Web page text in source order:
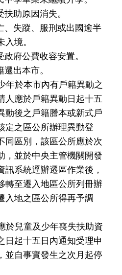
扶助原因消失。
、失蹤、服刑或出國逾半
入境。
政府公費收容安置。
遷出本市。
年於本市內有戶籍異動之
人應於戶籍異動日起十五
動後之戶籍謄本或新式戶
定之區公所辦理異動登
同區別，該區公所應於次
，並於中央主管機關開發
訊系統逕辦遷區作業後，
轉至遷入地區公所列冊辦
入地之區公所得再予調
於兒童及少年喪失扶助資
日起十五日內通知受理申
並自事實發生之次月起停